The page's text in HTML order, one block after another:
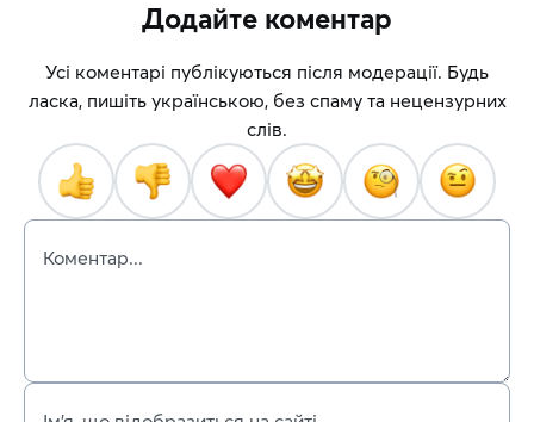
Додайте коментар
Усі коментарі публікуються після модерації. Будь
ласка, пишіть українською, без спаму та нецензурних
слів.
Коментар...